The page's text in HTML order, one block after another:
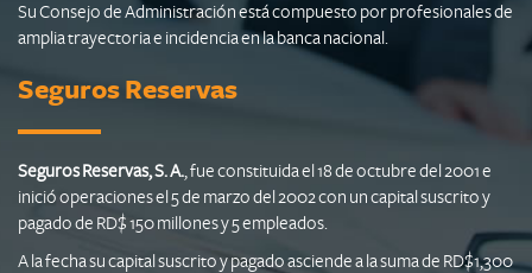
Su Consejo de Administración está compuesto por profesionales de
amplia trayectoria e incidencia en la banca nacional.
Seguros Reservas
Seguros Reservas, S. A., fue constituida el 18 de octubre del 2001 e
inició operaciones el 5 de marzo del 2002 con un capital suscrito y
pagado de RD$ 150 millones y 5 empleados.
A la fecha su capital suscrito y pagado asciende a la suma de RD$1,300